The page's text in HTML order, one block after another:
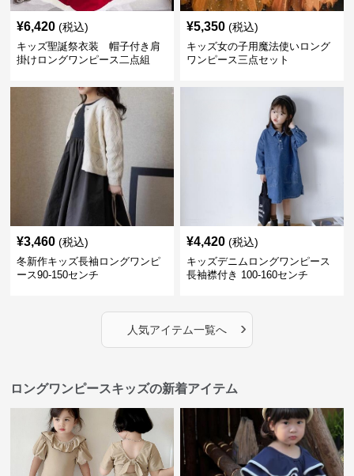
¥6,420 (税込)
キッズ聖誕祭衣装 帽子付き肩
掛けロングワンピース二点組
¥5,350 (税込)
キッズ女の子用魔法使いロング
ワンピース三点セット
¥3,460 (税込)
冬新作キッズ長袖ロングワンピ
ース90-150センチ
¥4,420 (税込)
キッズデニムロングワンピース
長袖襟付き 100-160センチ
人気アイテム一覧へ ›
ロングワンピースキッズの新着アイテム